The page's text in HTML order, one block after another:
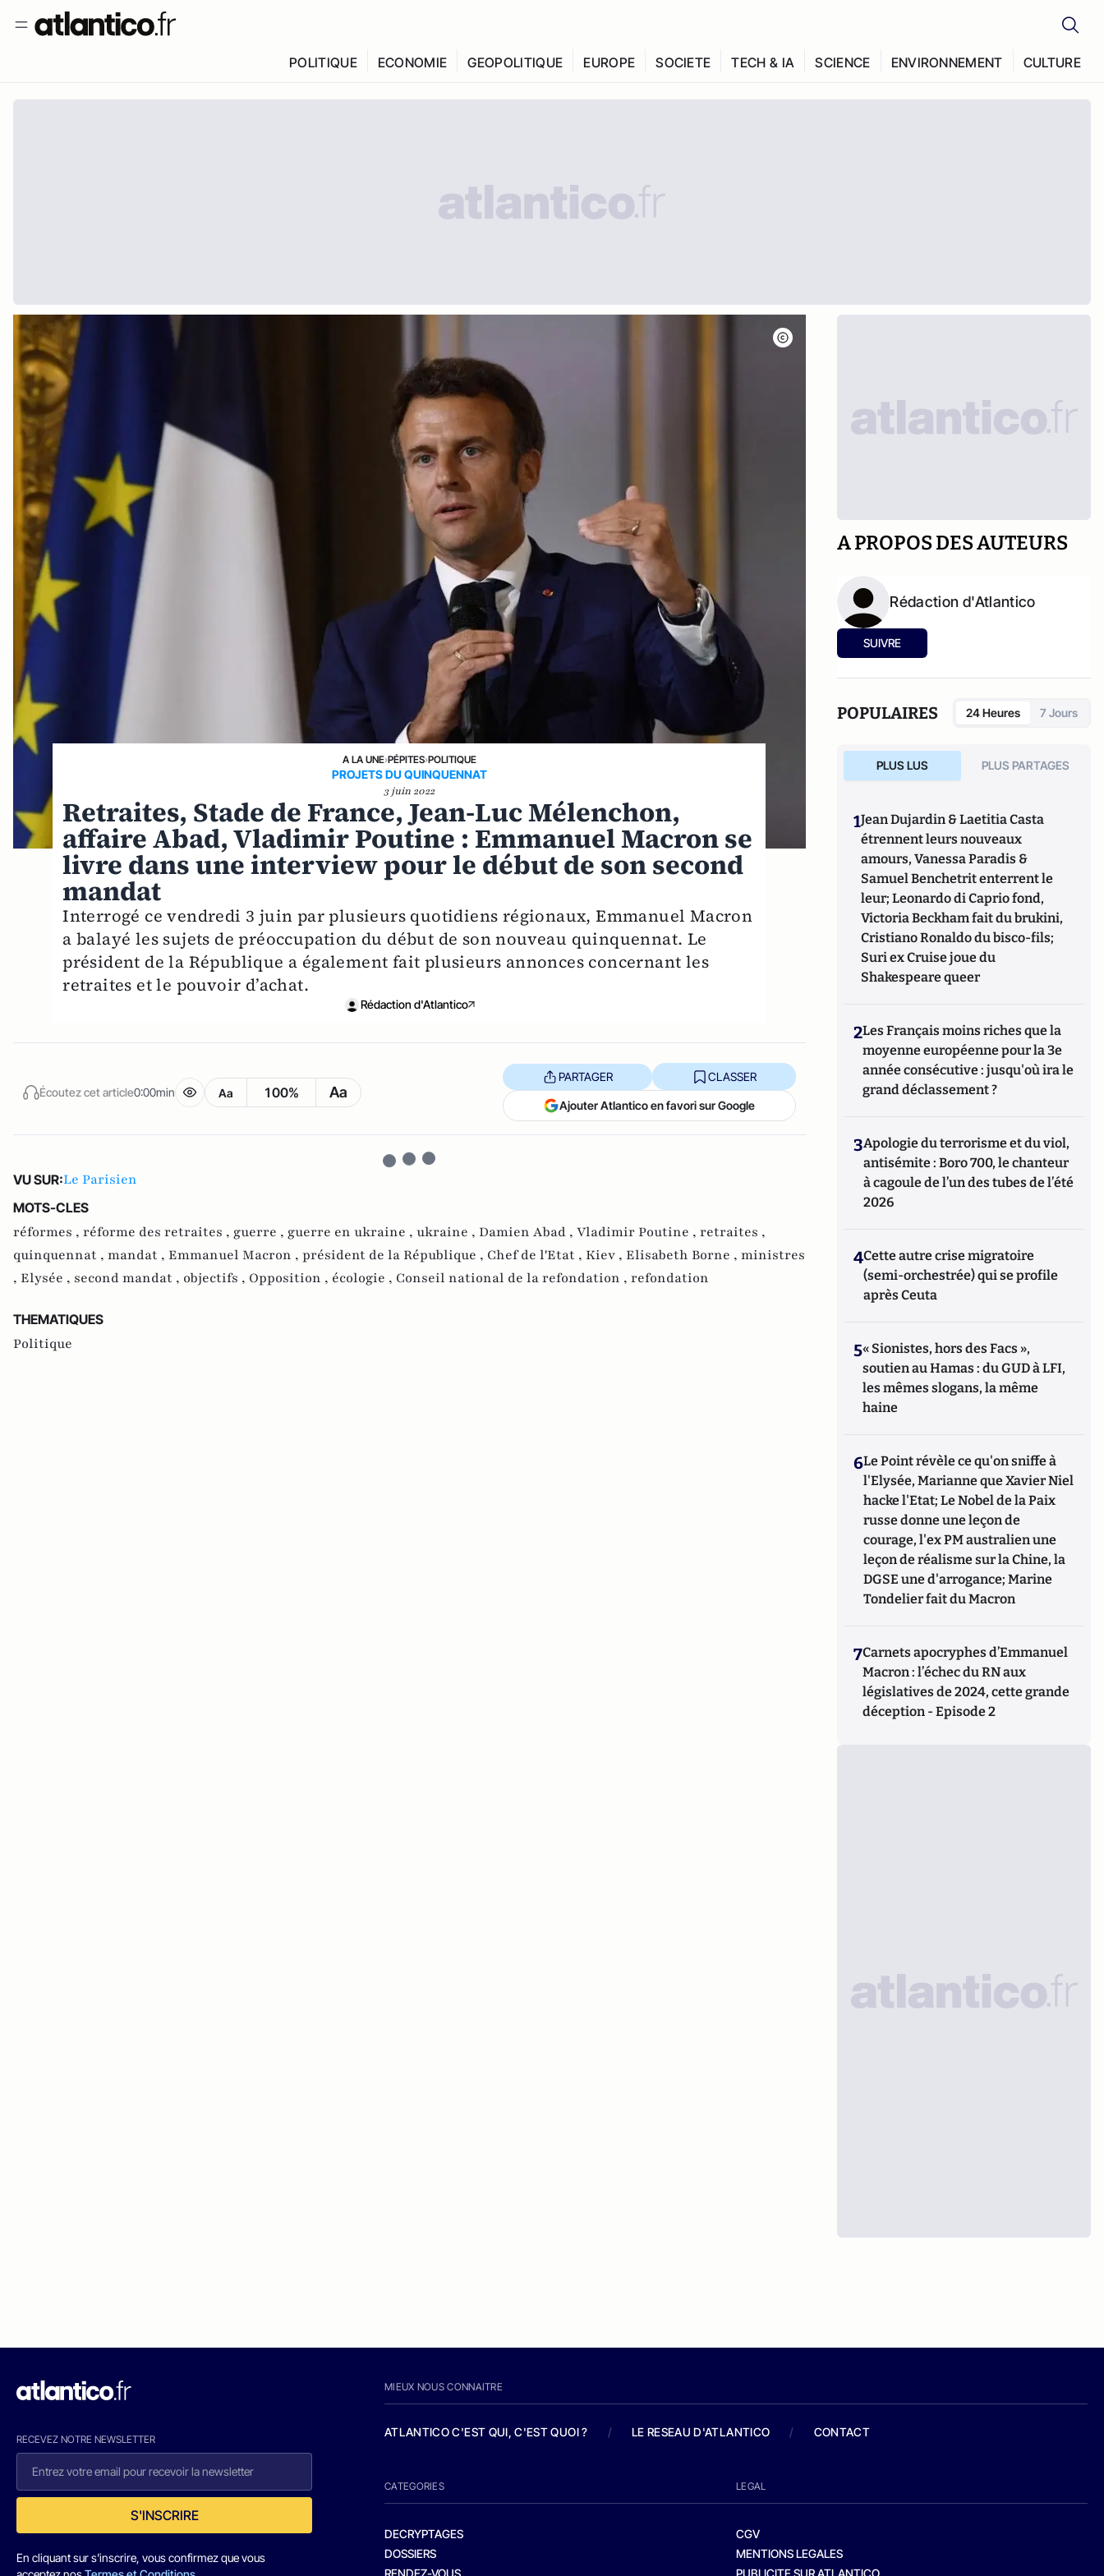
POLITIQUE ECONOMIE GEOPOLITIQUE EUROPE SOCIETE TECH & IA SCIENCE ENVIRONNEMENT CULTURE
A LA UNE›PÉPITES›POLITIQUE
PROJETS DU QUINQUENNAT
3 juin 2022
Retraites, Stade de France, Jean-Luc Mélenchon,
affaire Abad, Vladimir Poutine : Emmanuel Macron se
livre dans une interview pour le début de son second
mandat
Interrogé ce vendredi 3 juin par plusieurs quotidiens régionaux, Emmanuel Macron
a balayé les sujets de préoccupation du début de son nouveau quinquennat. Le
président de la République a également fait plusieurs annonces concernant les
retraites et le pouvoir d’achat.
Rédaction d'Atlantico
Écoutez cet article0:00min Aa 100% Aa
PARTAGER CLASSER
Ajouter Atlantico en favori sur Google
VU SUR:Le Parisien
MOTS-CLES
réformes , réforme des retraites , guerre , guerre en ukraine , ukraine , Damien Abad , Vladimir Poutine , retraites ,
quinquennat , mandat , Emmanuel Macron , président de la République , Chef de l'Etat , Kiev , Elisabeth Borne , ministres
, Elysée , second mandat , objectifs , Opposition , écologie , Conseil national de la refondation , refondation
THEMATIQUES
Politique
A PROPOS DES AUTEURS
Rédaction d'Atlantico
SUIVRE
POPULAIRES 24 Heures 7 Jours
PLUS LUS PLUS PARTAGES
1Jean Dujardin & Laetitia Casta
étrennent leurs nouveaux
amours, Vanessa Paradis &
Samuel Benchetrit enterrent le
leur; Leonardo di Caprio fond,
Victoria Beckham fait du brukini,
Cristiano Ronaldo du bisco-fils;
Suri ex Cruise joue du
Shakespeare queer
2Les Français moins riches que la
moyenne européenne pour la 3e
année consécutive : jusqu'où ira le
grand déclassement ?
3Apologie du terrorisme et du viol,
antisémite : Boro 700, le chanteur
à cagoule de l’un des tubes de l’été
2026
4Cette autre crise migratoire
(semi-orchestrée) qui se profile
après Ceuta
5« Sionistes, hors des Facs »,
soutien au Hamas : du GUD à LFI,
les mêmes slogans, la même
haine
6Le Point révèle ce qu'on sniffe à
l'Elysée, Marianne que Xavier Niel
hacke l'Etat; Le Nobel de la Paix
russe donne une leçon de
courage, l'ex PM australien une
leçon de réalisme sur la Chine, la
DGSE une d'arrogance; Marine
Tondelier fait du Macron
7Carnets apocryphes d’Emmanuel
Macron : l’échec du RN aux
législatives de 2024, cette grande
déception - Episode 2
RECEVEZ NOTRE NEWSLETTER
S'INSCRIRE
En cliquant sur s'inscrire, vous confirmez que vous
MIEUX NOUS CONNAITRE
ATLANTICO C'EST QUI, C'EST QUOI ? / LE RESEAU D'ATLANTICO / CONTACT
CATEGORIES
DECRYPTAGES
DOSSIERS
RENDEZ-VOUS
LEGAL
CGV
MENTIONS LEGALES
PUBLICITE SUR ATLANTICO